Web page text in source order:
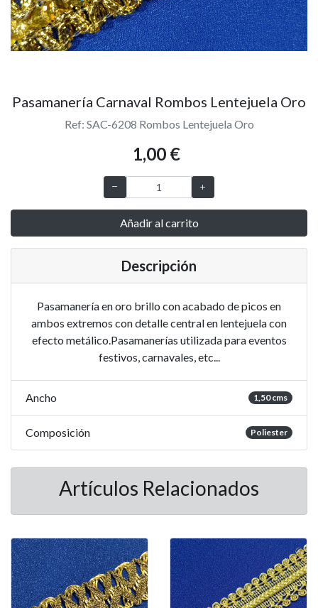
Pasamanería Carnaval Rombos Lentejuela Oro
Ref: SAC-6208 Rombos Lentejuela Oro
1,00 €
Añadir al carrito
Descripción
Pasamanería en oro brillo con acabado de picos en
ambos extremos con detalle central en lentejuela con
efecto metálico.Pasamanerías utilizada para eventos
festivos, carnavales, etc...
Ancho 1,50 cms
Composición Poliester
Artículos Relacionados